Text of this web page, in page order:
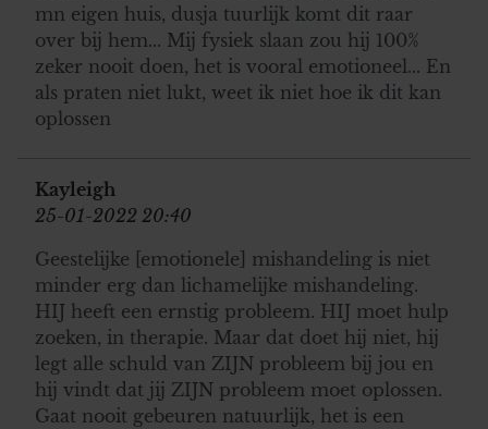
mn eigen huis, dusja tuurlijk komt dit raar
over bij hem... Mij fysiek slaan zou hij 100%
zeker nooit doen, het is vooral emotioneel... En
als praten niet lukt, weet ik niet hoe ik dit kan
oplossen
Kayleigh
25-01-2022 20:40
Geestelijke [emotionele] mishandeling is niet
minder erg dan lichamelijke mishandeling.
HIJ heeft een ernstig probleem. HIJ moet hulp
zoeken, in therapie. Maar dat doet hij niet, hij
legt alle schuld van ZIJN probleem bij jou en
hij vindt dat jij ZIJN probleem moet oplossen.
Gaat nooit gebeuren natuurlijk, het is een